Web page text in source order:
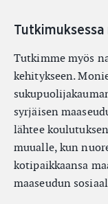
Tutkimuksessa
Tutkimme myös
kehitykseen.
syrjäisen
lähtee
muualle, kun
kotipaikkaansa
maaseudun